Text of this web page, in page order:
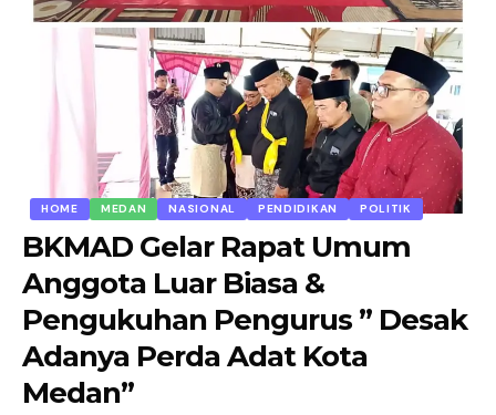
HOME MEDAN NASIONAL PENDIDIKAN POLITIK
BKMAD Gelar Rapat Umum
Anggota Luar Biasa &
Pengukuhan Pengurus ” Desak
Adanya Perda Adat Kota
Medan”